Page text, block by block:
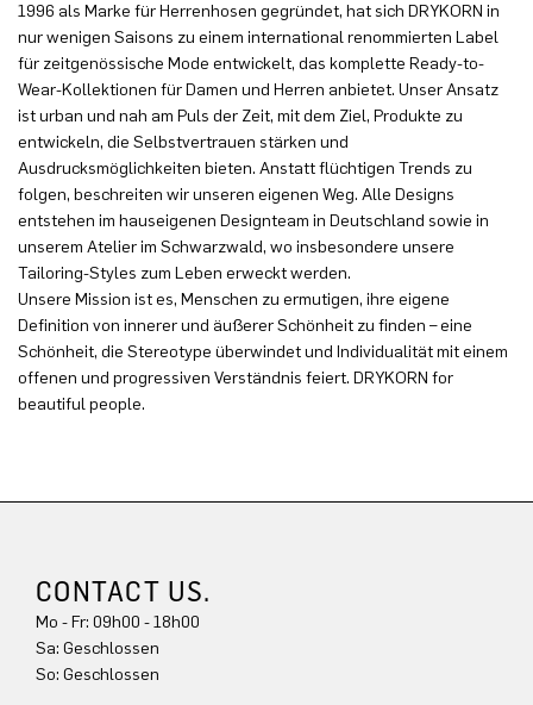
1996 als Marke für Herrenhosen gegründet, hat sich DRYKORN in
nur wenigen Saisons zu einem international renommierten Label
für zeitgenössische Mode entwickelt, das komplette Ready-to-
Wear-Kollektionen für Damen und Herren anbietet. Unser Ansatz
ist urban und nah am Puls der Zeit, mit dem Ziel, Produkte zu
entwickeln, die Selbstvertrauen stärken und
Ausdrucksmöglichkeiten bieten. Anstatt flüchtigen Trends zu
folgen, beschreiten wir unseren eigenen Weg. Alle Designs
entstehen im hauseigenen Designteam in Deutschland sowie in
unserem Atelier im Schwarzwald, wo insbesondere unsere
Tailoring-Styles zum Leben erweckt werden.
Unsere Mission ist es, Menschen zu ermutigen, ihre eigene
Definition von innerer und äußerer Schönheit zu finden – eine
Schönheit, die Stereotype überwindet und Individualität mit einem
offenen und progressiven Verständnis feiert. DRYKORN for
beautiful people.
CONTACT US.
Mo - Fr: 09h00 - 18h00
Sa: Geschlossen
So: Geschlossen